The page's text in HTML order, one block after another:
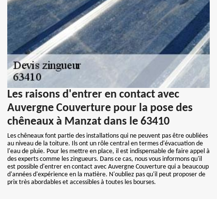
Les raisons d'entrer en contact avec
Auvergne Couverture pour la pose des
chêneaux à Manzat dans le 63410
Les chêneaux font partie des installations qui ne peuvent pas être oubliées
au niveau de la toiture. Ils ont un rôle central en termes d'évacuation de
l'eau de pluie. Pour les mettre en place, il est indispensable de faire appel à
des experts comme les zingueurs. Dans ce cas, nous vous informons qu'il
est possible d'entrer en contact avec Auvergne Couverture qui a beaucoup
d'années d'expérience en la matière. N'oubliez pas qu'il peut proposer de
prix très abordables et accessibles à toutes les bourses.